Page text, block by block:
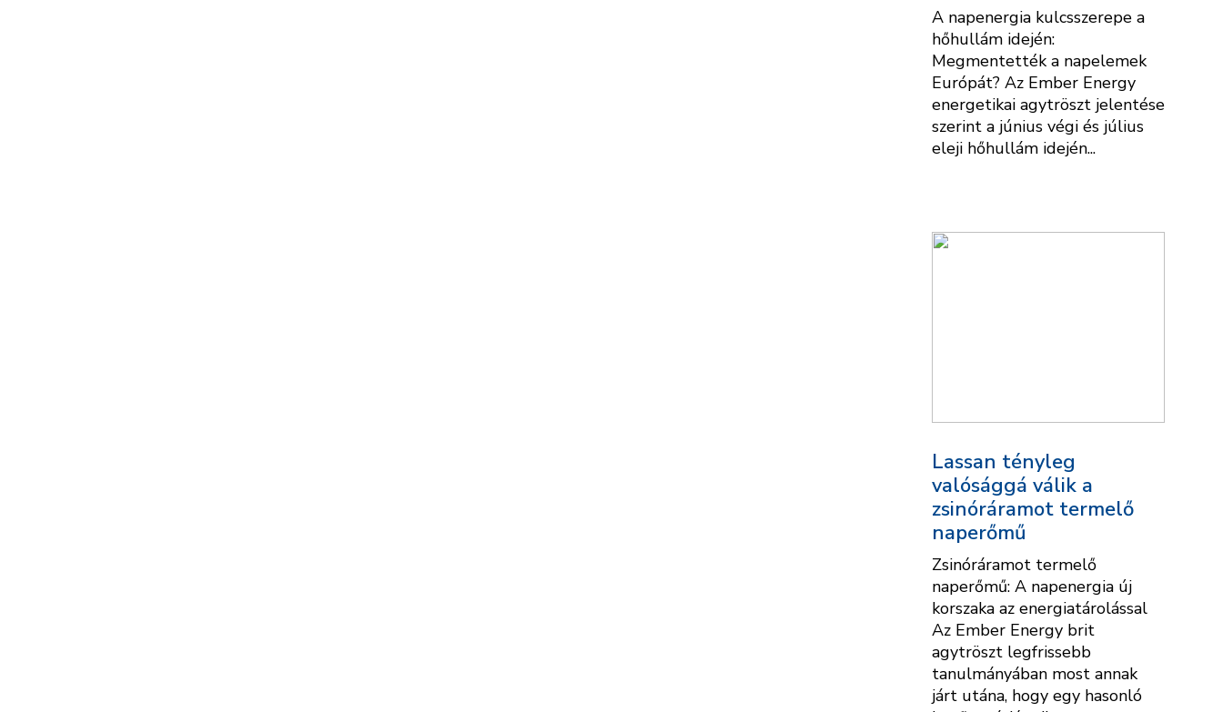
A napenergia kulcsszerepe a
hőhullám idején:
Megmentették a napelemek
Európát? Az Ember Energy
energetikai agytröszt jelentése
szerint a június végi és július
eleji hőhullám idején...
Lassan tényleg
valósággá válik a
zsinóráramot termelő
naperőmű
Zsinóráramot termelő
naperőmű: A napenergia új
korszaka az energiatárolással
Az Ember Energy brit
agytröszt legfrissebb
tanulmányában most annak
járt utána, hogy egy hasonló